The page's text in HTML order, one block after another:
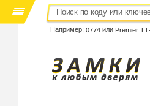
Например: 0774 или Premier